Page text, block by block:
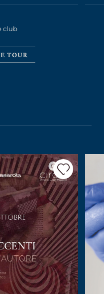
club
TOUR